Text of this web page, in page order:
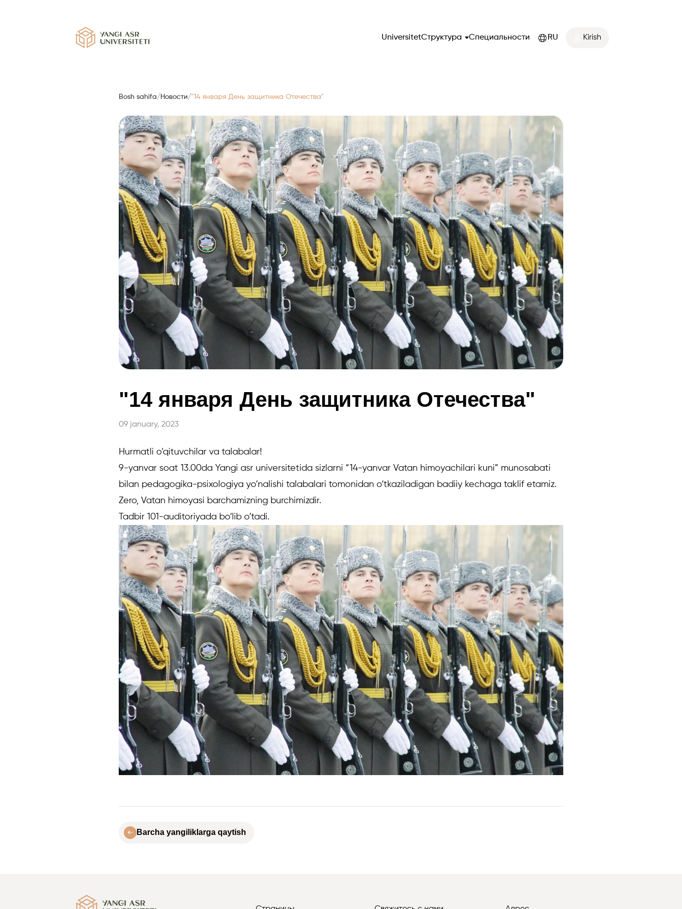
UniversitetСтруктура Специальности RU Kirish
Bosh sahifa/ Новости/"14 января День защитника Отечества"
"14 января День защитника Отечества"
09 january, 2023
Hurmatli o‘qituvchilar va talabalar!
9-yanvar soat 13.00da Yangi asr universitetida sizlarni “14-yanvar Vatan himoyachilari kuni” munosabati
bilan pedagogika-psixologiya yo‘nalishi talabalari tomonidan o‘tkaziladigan badiiy kechaga taklif etamiz.
Zero, Vatan himoyasi barchamizning burchimizdir.
Tadbir 101-auditoriyada bo‘lib o‘tadi.
Barcha yangiliklarga qaytish